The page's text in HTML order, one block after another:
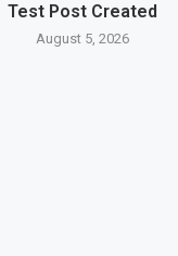
Test Post Created
August 5, 2026